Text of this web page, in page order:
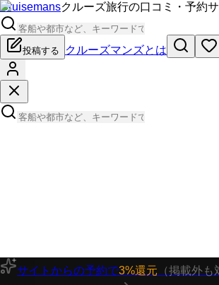
Cruisemansクルーズ旅行の口コミ・予約サ
投稿する クルーズマンズとは
サイトからの予約で3%還元 （掲載外も